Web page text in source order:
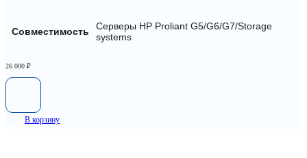
Совместимость
Серверы HP Proliant G5/G6/G7/Storage
systems
26 000 ₽
В корзину